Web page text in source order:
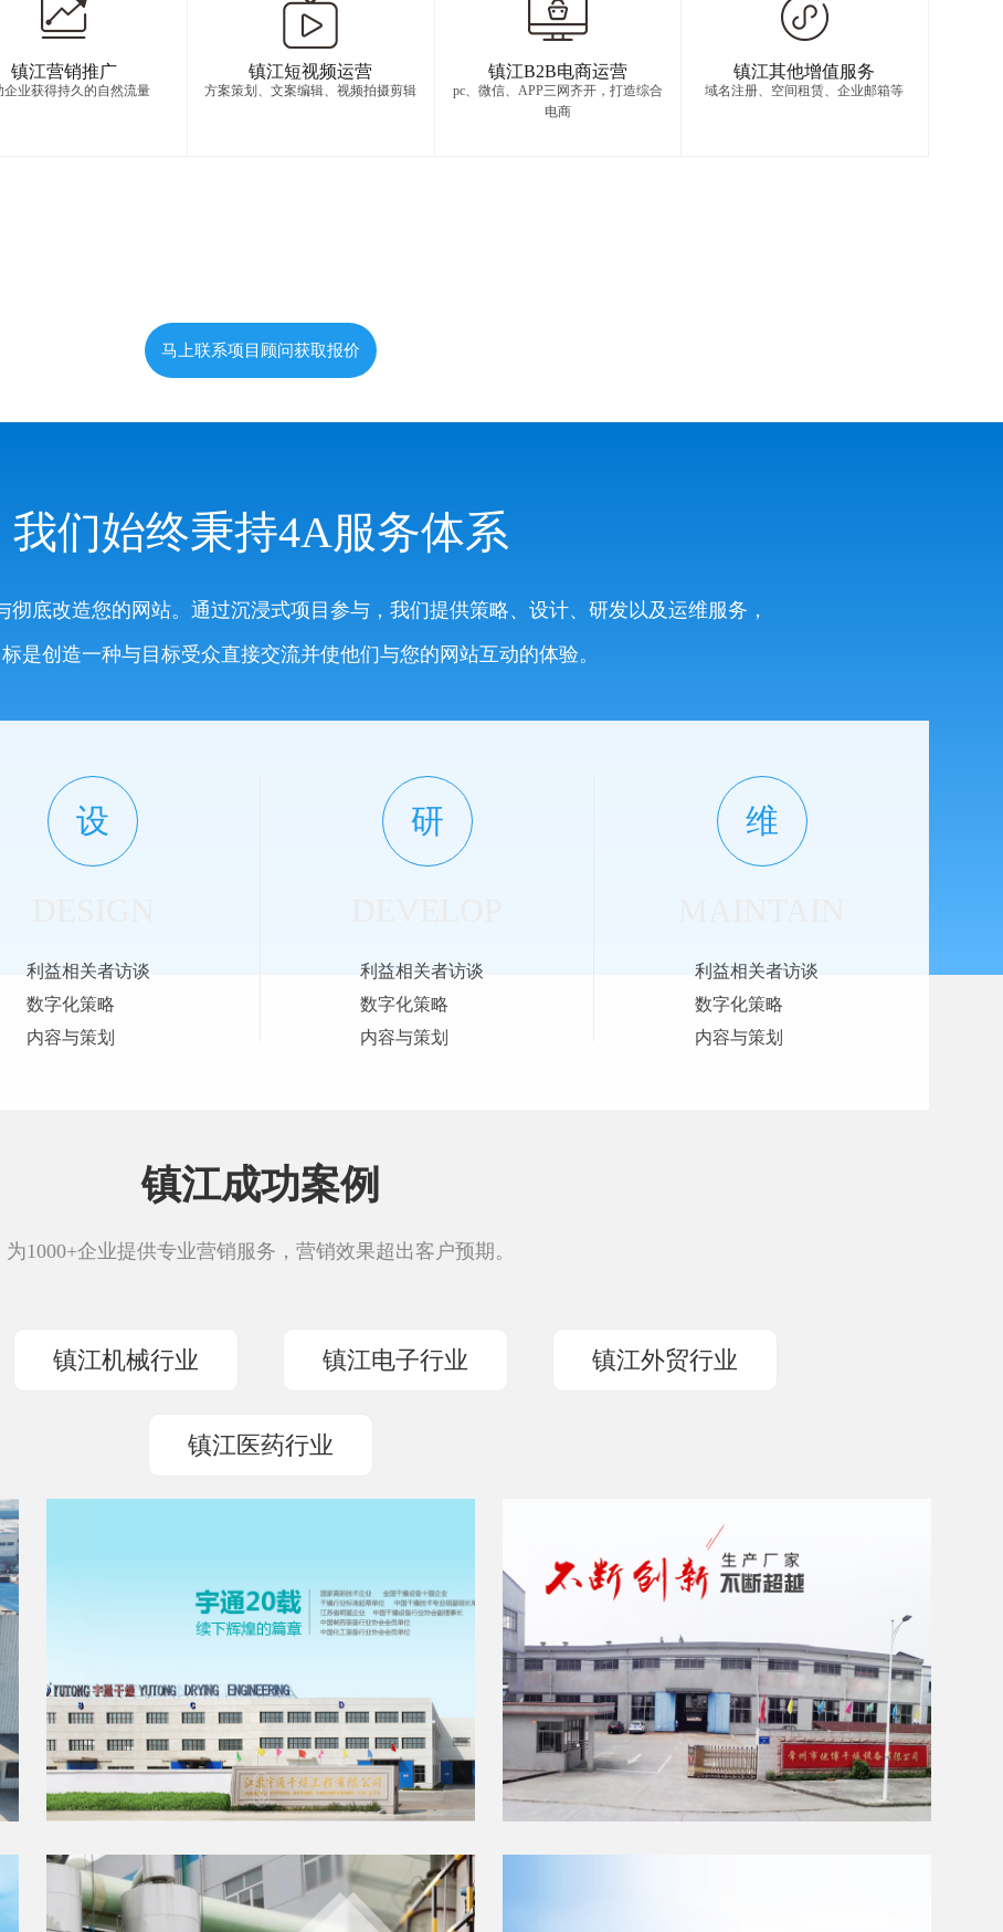
镇江营销推广
企业获得持久的自然流量
镇江短视频运营
方案策划、文案编辑、视频拍摄剪辑
镇江B2B电商运营
pc、微信、APP三网齐开，打造综合
电商
镇江其他增值服务
域名注册、空间租赁、企业邮箱等
马上联系项目顾问获取报价
我们始终秉持4A服务体系
彻底改造您的网站。通过沉浸式项目参与，我们提供策略、设计、研发以及运维服务，
是创造一种与目标受众直接交流并使他们与您的网站互动的体验。
设
利益相关者访谈
数字化策略
内容与策划
研
利益相关者访谈
数字化策略
内容与策划
维
利益相关者访谈
数字化策略
内容与策划
镇江成功案例
为1000+企业提供专业营销服务，营销效果超出客户预期。
镇江机械行业 镇江电子行业 镇江外贸行业
镇江医药行业